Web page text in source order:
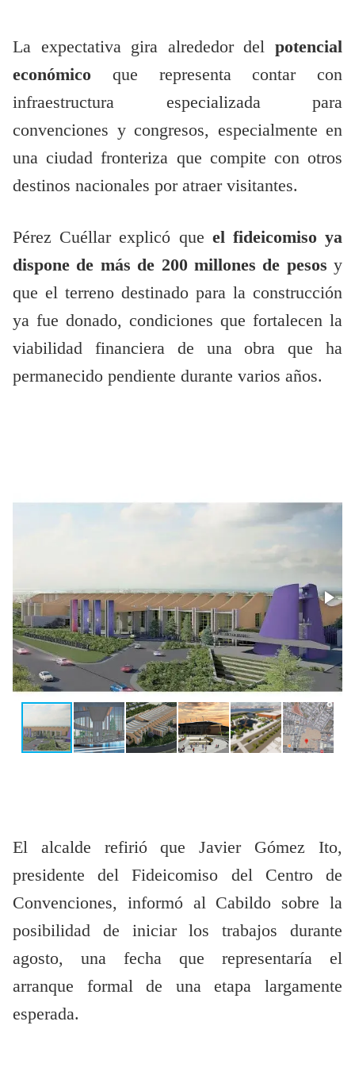
La expectativa gira alrededor del potencial
económico que representa contar con
infraestructura especializada para
convenciones y congresos, especialmente en
una ciudad fronteriza que compite con otros
destinos nacionales por atraer visitantes.
Pérez Cuéllar explicó que el fideicomiso ya
dispone de más de 200 millones de pesos y
que el terreno destinado para la construcción
ya fue donado, condiciones que fortalecen la
viabilidad financiera de una obra que ha
permanecido pendiente durante varios años.
El alcalde refirió que Javier Gómez Ito,
presidente del Fideicomiso del Centro de
Convenciones, informó al Cabildo sobre la
posibilidad de iniciar los trabajos durante
agosto, una fecha que representaría el
arranque formal de una etapa largamente
esperada.